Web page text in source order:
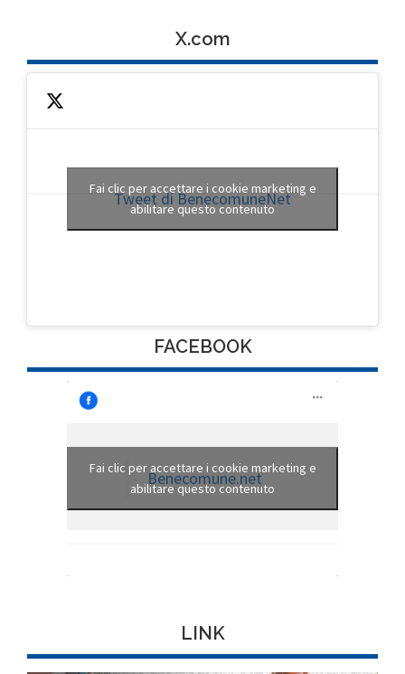
X.com
Tweet di BenecomuneNet
Fai clic per accettare i cookie marketing e
abilitare questo contenuto
FACEBOOK
Benecomune.net
Fai clic per accettare i cookie marketing e
abilitare questo contenuto
LINK